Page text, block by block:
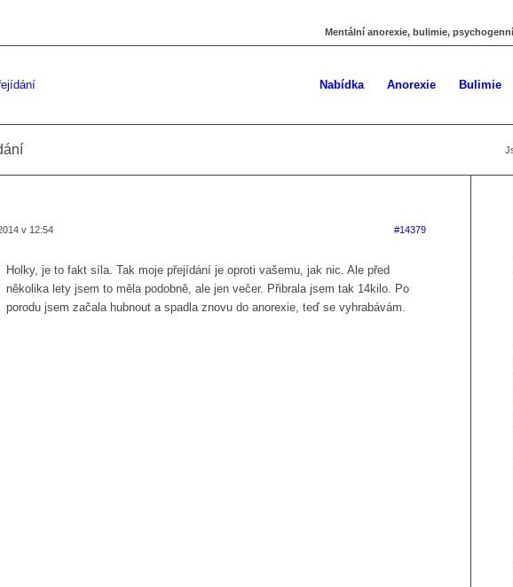
Mentální anorexie, bulimie,
Nabídka Anorexie Bulimie
v 12:54 #14379
Holky, je to fakt síla. Tak moje přejídání je oproti vašemu, jak nic. Ale před
několika lety jsem to měla podobně, ale jen večer. Přibrala jsem tak 14kilo. Po
porodu jsem začala hubnout a spadla znovu do anorexie, teď se vyhrabávám.